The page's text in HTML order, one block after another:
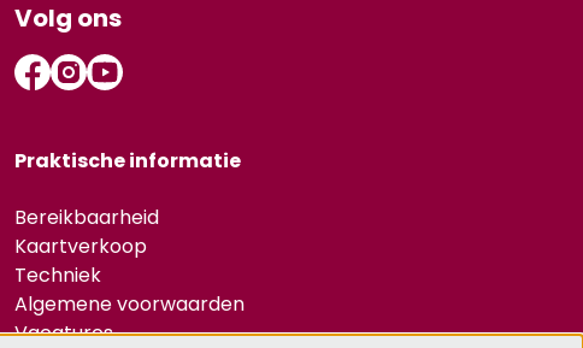
Volg ons
Praktische informatie
Bereikbaarheid
Kaartverkoop
Techniek
Algemene voorwaarden
Vacatures